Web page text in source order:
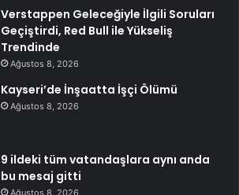
Verstappen Geleceğiyle İlgili Soruları
Geçiştirdi, Red Bull ile Yükseliş
Trendinde
Ağustos 8, 2026
Kayseri’de İnşaatta İşçi Ölümü
Ağustos 8, 2026
9 ildeki tüm vatandaşlara aynı anda
bu mesaj gitti